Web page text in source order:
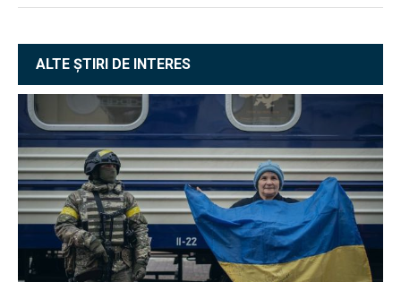
ALTE ȘTIRI DE INTERES